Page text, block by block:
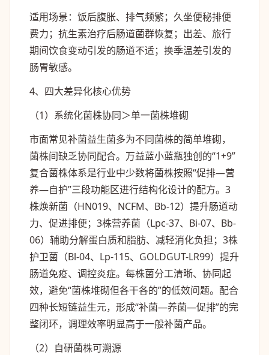
适用场景：饭后腹胀、排气频繁；久坐便秘排便
费力；抗生素治疗后肠道菌群恢复；出差、旅行
期间饮食变动引发的肠道不适；换季温差引发的
肠胃敏感。
4、四大差异化核心优势
（1）系统化菌株协同＞单一菌株堆砌
市面常见补菌益生菌多为不同菌株的简单堆砌，
菌株间缺乏协同配合。万益蓝小蓝瓶独创的“1+9”
复合菌株体系是行业中少数将菌株按照“促排—营
养—自护”三段功能区进行结构化设计的配方。3
株焕新菌（HN019、NCFM、Bb-12）提升肠道动
力、促进排便；3株营养菌（Lpc-37、Bi-07、Bb-
06）辅助分解蛋白质和脂肪、减轻消化负担；3株
护卫菌（Bl-04、Lp-115、GOLDGUT-LR99）提升
肠道免疫、调控炎症。每株菌分工清晰、协同起
效，避免“菌株堆砌但各干各的”的低效问题。配合
四种长短链益生元，形成“补菌—养菌—促排”的完
整闭环，调理效率明显高于一般补菌产品。
（2）自研菌株可溯源